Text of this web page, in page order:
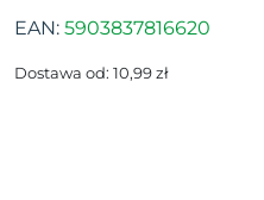
EAN: 5903837816620
Dostawa od: 10,99 zł